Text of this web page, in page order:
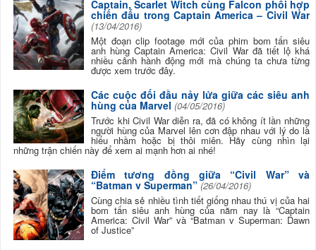
Captain, Scarlet Witch cùng Falcon phối hợp
chiến đấu trong Captain America – Civil War
(13/04/2016)
Một đoạn clip footage mới của phim bom tấn siêu
anh hùng Captain America: Civil War đã tiết lộ khá
nhiều cảnh hành động mới mà chúng ta chưa từng
được xem trước đây.
Các cuộc đối đầu nảy lửa giữa các siêu anh
hùng của Marvel (04/05/2016)
Trước khi Civil War diễn ra, đã có không ít lần những
người hùng của Marvel lên cơn đập nhau với lý do là
hiểu nhầm hoặc bị thôi miên. Hãy cùng nhìn lại
những trận chiến này để xem ai mạnh hơn ai nhé!
Điểm tương đồng giữa “Civil War” và
“Batman v Superman” (26/04/2016)
Cùng chia sẻ nhiều tình tiết giống nhau thú vị của hai
bom tấn siêu anh hùng của năm nay là “Captain
America: Civil War” và “Batman v Superman: Dawn
of Justice”